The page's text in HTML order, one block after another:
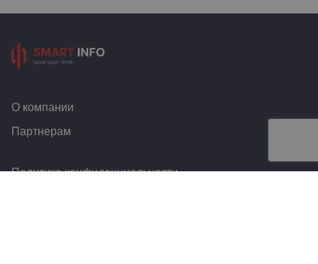
О компании
Партнерам
Политика конфиденциальности